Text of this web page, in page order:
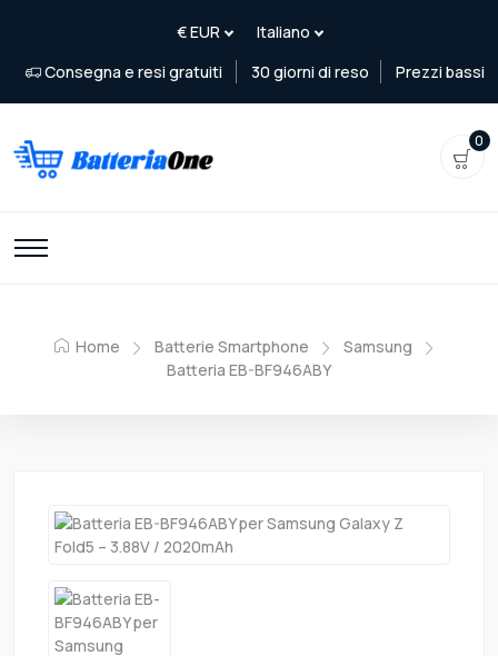
Consegna e resi gratuiti 30 giorni di reso Prezzi bassi
0
Home Batterie Smartphone
Samsung
Batteria EB-BF946ABY